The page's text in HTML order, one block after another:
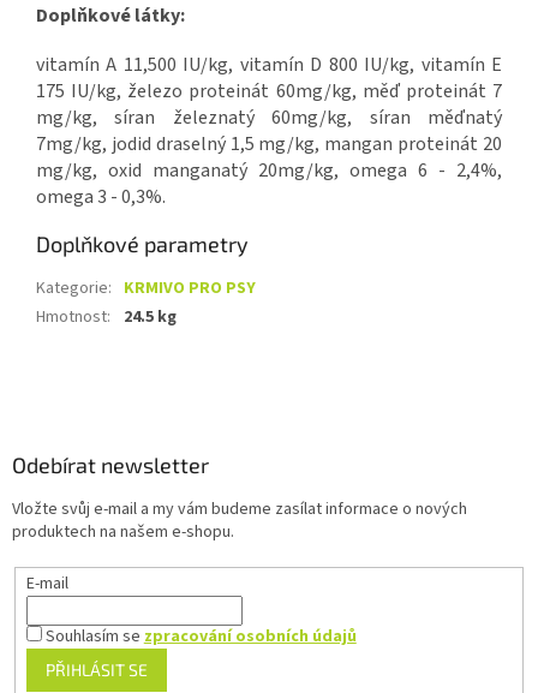
Doplňkové látky:
vitamín A 11,500 IU/kg, vitamín D 800 IU/kg, vitamín E
175 IU/kg, železo proteinát 60mg/kg, měď proteinát 7
mg/kg, síran železnatý 60mg/kg, síran měďnatý
7mg/kg, jodid draselný 1,5 mg/kg, mangan proteinát 20
mg/kg, oxid manganatý 20mg/kg, omega 6 - 2,4%,
omega 3 - 0,3%.
Doplňkové parametry
Kategorie: KRMIVO PRO PSY
Hmotnost: 24.5 kg
Odebírat newsletter
Vložte svůj e-mail a my vám budeme zasílat informace o nových
produktech na našem e-shopu.
E-mail
Souhlasím sezpracování osobních údajů
PŘIHLÁSIT SE